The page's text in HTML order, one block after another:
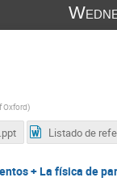
Oxford)
+ La física de